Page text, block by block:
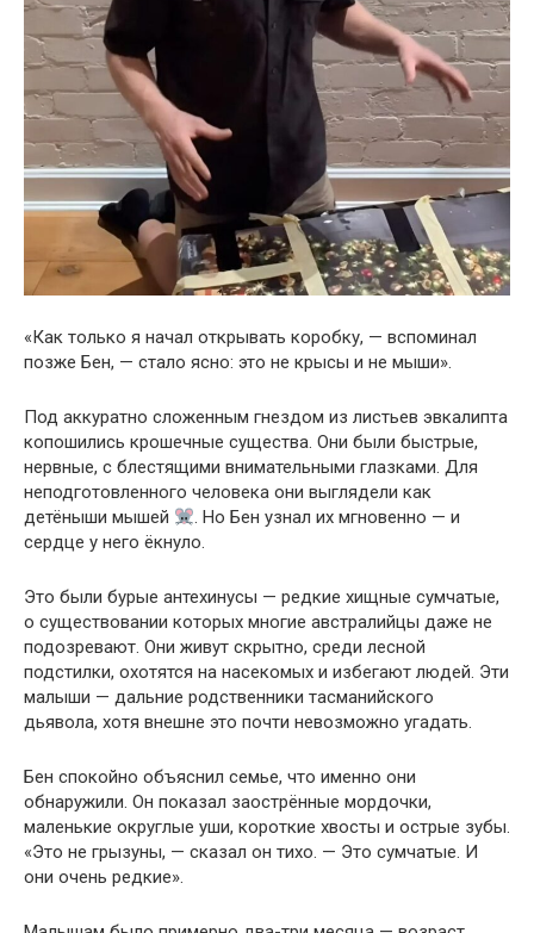
«Как только я начал открывать коробку, — вспоминал
позже Бен, — стало ясно: это не крысы и не мыши».
Под аккуратно сложенным гнездом из листьев эвкалипта
копошились крошечные существа. Они были быстрые,
нервные, с блестящими внимательными глазками. Для
неподготовленного человека они выглядели как
детёныши мышей
. Но Бен узнал их мгновенно — и
сердце у него ёкнуло.
Это были бурые антехинусы — редкие хищные сумчатые,
о существовании которых многие австралийцы даже не
подозревают. Они живут скрытно, среди лесной
подстилки, охотятся на насекомых и избегают людей. Эти
малыши — дальние родственники тасманийского
дьявола, хотя внешне это почти невозможно угадать.
Бен спокойно объяснил семье, что именно они
обнаружили. Он показал заострённые мордочки,
маленькие округлые уши, короткие хвосты и острые зубы.
«Это не грызуны, — сказал он тихо. — Это сумчатые. И
они очень редкие».